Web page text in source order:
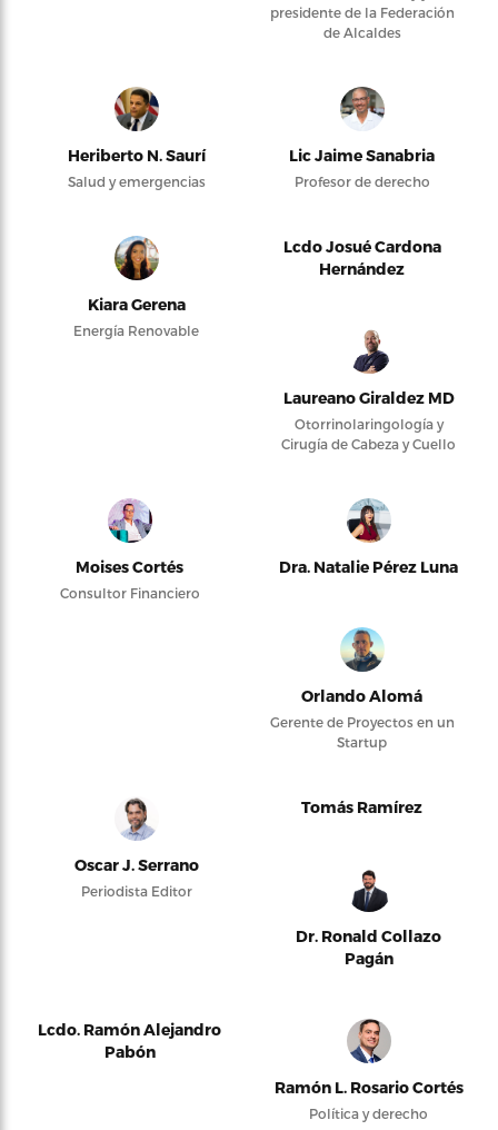
presidente de la Federación
de Alcaldes
Heriberto N. Saurí
Salud y emergencias
Lic Jaime Sanabria
Profesor de derecho
Kiara Gerena
Energía Renovable
Lcdo Josué Cardona
Hernández
Laureano Giraldez MD
Otorrinolaringología y
Cirugía de Cabeza y Cuello
Moises Cortés
Consultor Financiero
Dra. Natalie Pérez Luna
Orlando Alomá
Gerente de Proyectos en un
Startup
Oscar J. Serrano
Periodista Editor
Tomás Ramírez
Dr. Ronald Collazo
Pagán
Lcdo. Ramón Alejandro
Pabón
Ramón L. Rosario Cortés
Política y derecho